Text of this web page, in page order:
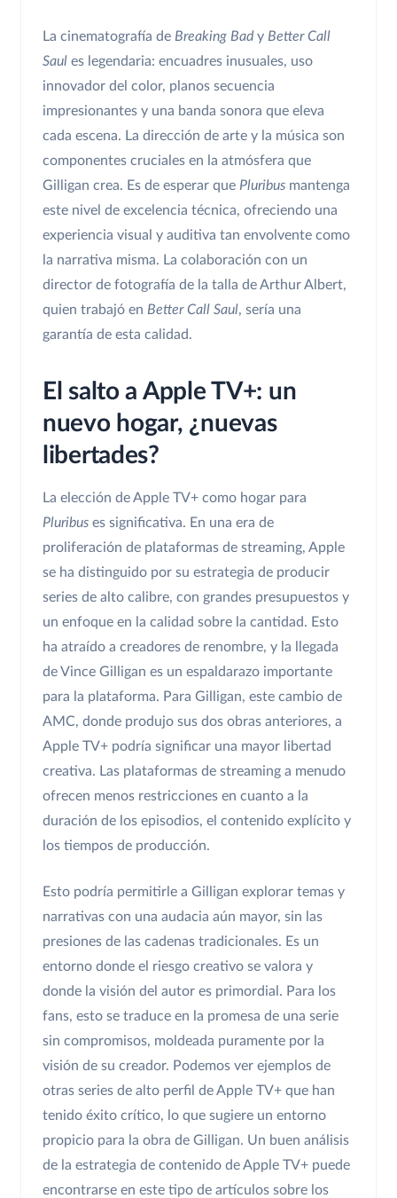
La cinematografía de Breaking Bad y Better Call
Saul es legendaria: encuadres inusuales, uso
innovador del color, planos secuencia
impresionantes y una banda sonora que eleva
cada escena. La dirección de arte y la música son
componentes cruciales en la atmósfera que
Gilligan crea. Es de esperar que Pluribus mantenga
este nivel de excelencia técnica, ofreciendo una
experiencia visual y auditiva tan envolvente como
la narrativa misma. La colaboración con un
director de fotografía de la talla de Arthur Albert,
quien trabajó en Better Call Saul, sería una
garantía de esta calidad.
El salto a Apple TV+: un
nuevo hogar, ¿nuevas
libertades?
La elección de Apple TV+ como hogar para
Pluribus es significativa. En una era de
proliferación de plataformas de streaming, Apple
se ha distinguido por su estrategia de producir
series de alto calibre, con grandes presupuestos y
un enfoque en la calidad sobre la cantidad. Esto
ha atraído a creadores de renombre, y la llegada
de Vince Gilligan es un espaldarazo importante
para la plataforma. Para Gilligan, este cambio de
AMC, donde produjo sus dos obras anteriores, a
Apple TV+ podría significar una mayor libertad
creativa. Las plataformas de streaming a menudo
ofrecen menos restricciones en cuanto a la
duración de los episodios, el contenido explícito y
los tiempos de producción.
Esto podría permitirle a Gilligan explorar temas y
narrativas con una audacia aún mayor, sin las
presiones de las cadenas tradicionales. Es un
entorno donde el riesgo creativo se valora y
donde la visión del autor es primordial. Para los
fans, esto se traduce en la promesa de una serie
sin compromisos, moldeada puramente por la
visión de su creador. Podemos ver ejemplos de
otras series de alto perfil de Apple TV+ que han
tenido éxito crítico, lo que sugiere un entorno
propicio para la obra de Gilligan. Un buen análisis
de la estrategia de contenido de Apple TV+ puede
encontrarse en este tipo de artículos sobre los